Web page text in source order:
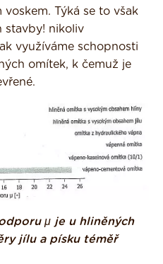
Týká se to však
stavby! nikoliv
využíváme schopnosti
omítek, k čemuž je
μ je u hliněných
jílu a písku téměř